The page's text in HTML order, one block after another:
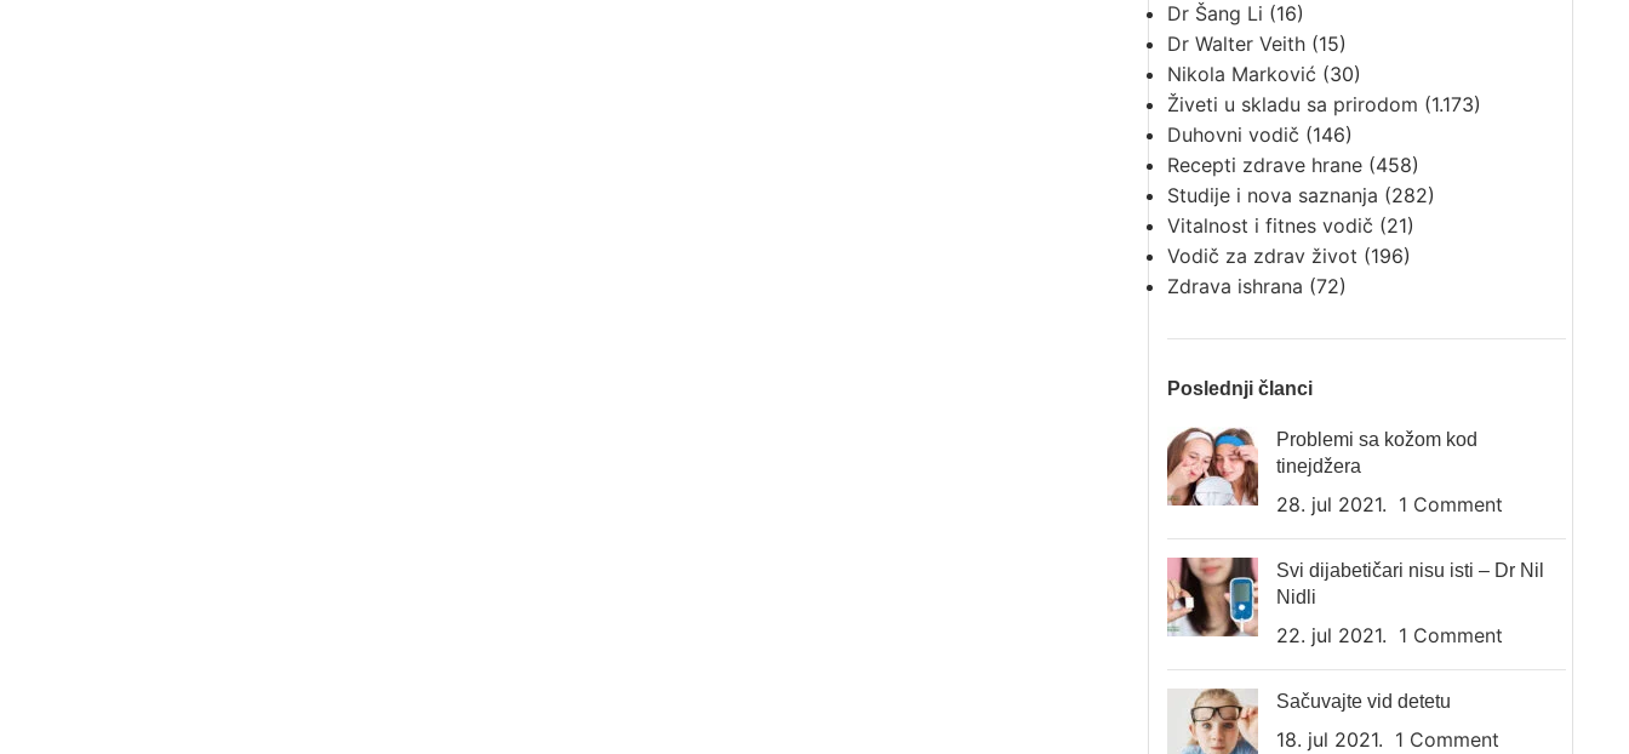
Dr Šang Li (16)
Dr Walter Veith(15)
Nikola Marković (30)
Živeti u skladu sa prirodom (1.173)
Duhovni vodič (146)
Recepti zdrave hrane(458)
Studije i nova saznanja (282)
Vitalnost i fitnes vodič (21)
Vodič za zdrav život (196)
Zdrava ishrana (72)
Poslednji članci
Problemi sa kožom kod
tinejdžera
28. jul 2021. 1 Comment
Svi dijabetičari nisu isti – Dr Nil
Nidli
22. jul 2021. 1 Comment
Sačuvajte vid detetu
18. jul 2021. 1 Comment